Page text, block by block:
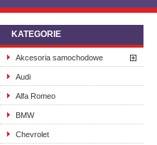
KATEGORIE
Akcesoria samochodowe
Audi
Alfa Romeo
BMW
Chevrolet